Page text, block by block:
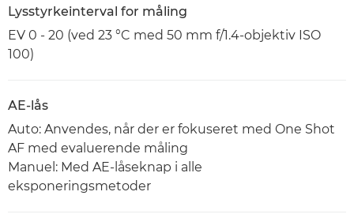
Lysstyrkeinterval for måling
EV 0 - 20 (ved 23 °C med 50 mm f/1.4-objektiv ISO
100)
AE-lås
Auto: Anvendes, når der er fokuseret med One Shot
AF med evaluerende måling
Manuel: Med AE-låseknap i alle
eksponeringsmetoder